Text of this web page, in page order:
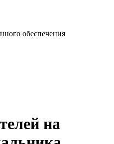
обеспечения
на